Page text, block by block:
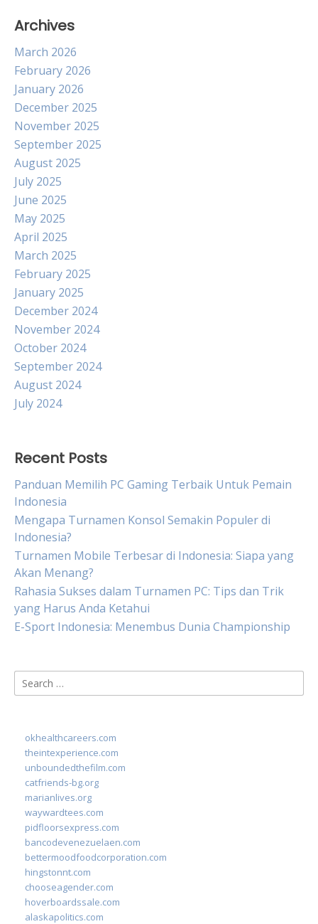
Archives
March 2026
February 2026
January 2026
December 2025
November 2025
September 2025
August 2025
July 2025
June 2025
May 2025
April 2025
March 2025
February 2025
January 2025
December 2024
November 2024
October 2024
September 2024
August 2024
July 2024
Recent Posts
Panduan Memilih PC Gaming Terbaik Untuk Pemain
Indonesia
Mengapa Turnamen Konsol Semakin Populer di
Indonesia?
Turnamen Mobile Terbesar di Indonesia: Siapa yang
Akan Menang?
Rahasia Sukses dalam Turnamen PC: Tips dan Trik
yang Harus Anda Ketahui
E-Sport Indonesia: Menembus Dunia Championship
Search
for:
okhealthcareers.com
theintexperience.com
unboundedthefilm.com
catfriends-bg.org
marianlives.org
waywardtees.com
pidfloorsexpress.com
bancodevenezuelaen.com
bettermoodfoodcorporation.com
hingstonnt.com
chooseagender.com
hoverboardssale.com
alaskapolitics.com